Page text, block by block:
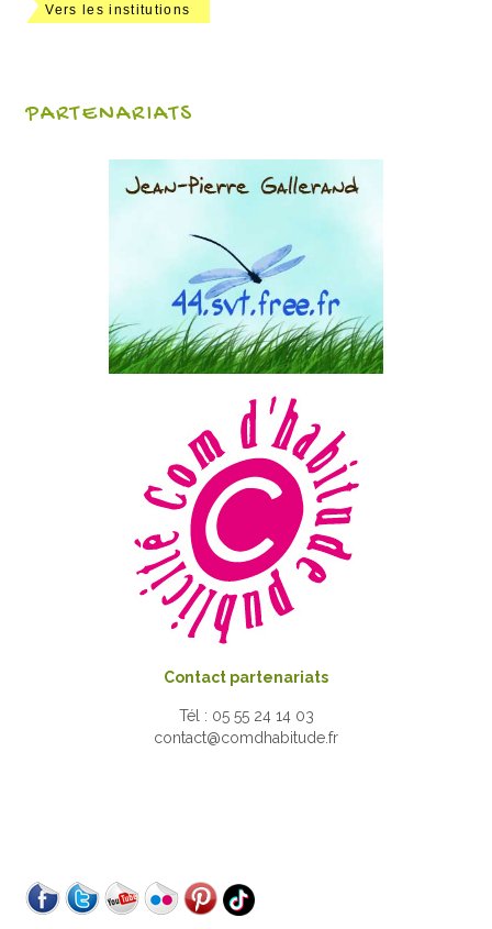
Vers les institutions
PARTENARIATS
Contact partenariats
Tél : 05 55 24 14 03
contact@comdhabitude.fr